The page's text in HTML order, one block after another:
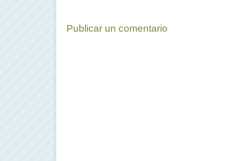
Publicar un comentario